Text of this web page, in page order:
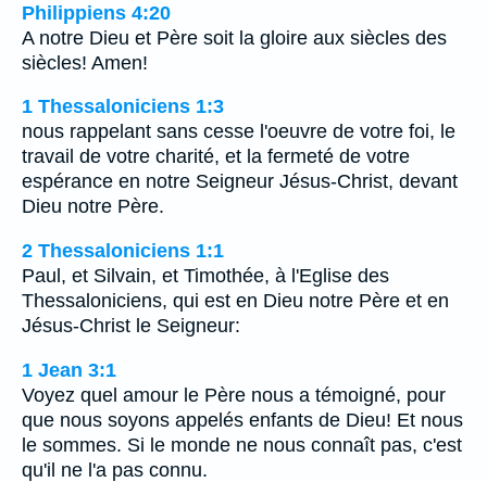
Philippiens 4:20
A notre Dieu et Père soit la gloire aux siècles des
siècles! Amen!
1 Thessaloniciens 1:3
nous rappelant sans cesse l'oeuvre de votre foi, le
travail de votre charité, et la fermeté de votre
espérance en notre Seigneur Jésus-Christ, devant
Dieu notre Père.
2 Thessaloniciens 1:1
Paul, et Silvain, et Timothée, à l'Eglise des
Thessaloniciens, qui est en Dieu notre Père et en
Jésus-Christ le Seigneur:
1 Jean 3:1
Voyez quel amour le Père nous a témoigné, pour
que nous soyons appelés enfants de Dieu! Et nous
le sommes. Si le monde ne nous connaît pas, c'est
qu'il ne l'a pas connu.